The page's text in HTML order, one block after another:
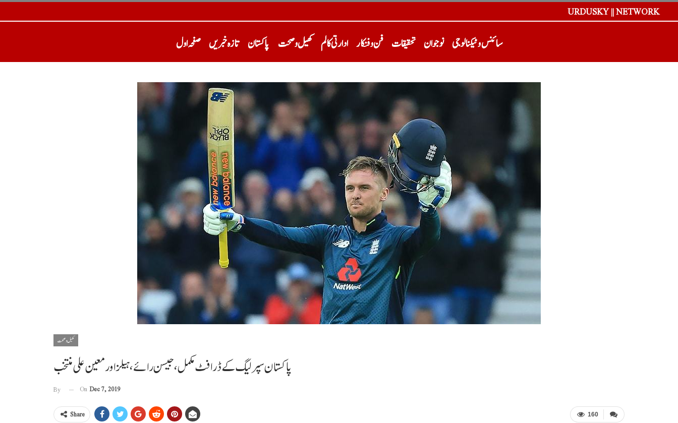
URDUSKY || NETWORK
صفحہ اول تازہ خبریں پاکستان کھیل و صحت ادارتی کالم فن و فنکار تحقیقات نوجوان سائنس و ٹیکنالوجی
کھیل و صحت
پاکستان سپر لیگ کے ڈرافٹ مکمل، جیسن رائے، ہیلز اور معین علی منتخب
By On Dec 7, 2019
160
Share